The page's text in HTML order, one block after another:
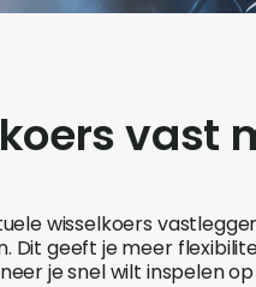
vast
wisselkoers
Dit geeft je meer
je snel wilt inspelen